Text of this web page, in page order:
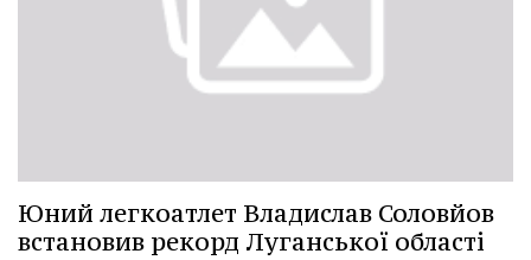
Юний легкоатлет Владислав Соловйов
встановив рекорд Луганської області